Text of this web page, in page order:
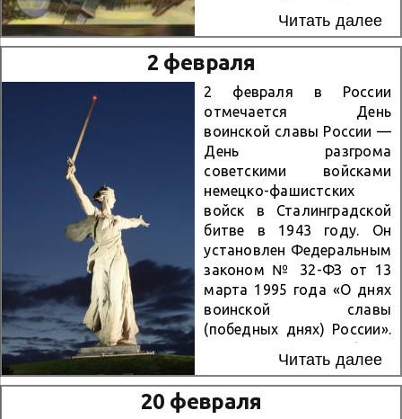
он навечно зачислен в
списки 1-й роты этой
части. Это был первый
приказ НКО СССР в годы
Великой Отечественной
войны о зачислении
павшего Героя...
звезда. К началу войны
ему было всего 11 лет. Он
жил в украинском городе
Шепетовке, который
очень скоро оказался под
фашистской оккупацией.
Как и многие его
сверстники, Валя не мог
оставаться в стороне. Он
начал с «малого»:
собирал и прятал оружие,
оставшееся на местах
боев, рисовал и
расклеивал карикатуры
на гитлеровцев. Но вскоре
его деятельность стала
настоящей диверсионной
работой. Связной в...
Читать далее
2 февраля
2 февраля в России
отмечается День
воинской славы России —
День разгрома
советскими войсками
немецко-фашистских
войск в Сталинградской
битве в 1943 году. Он
установлен Федеральным
законом № 32-ФЗ от 13
марта 1995 года «О днях
воинской славы
(победных днях) России».
стала одним из
крупнейших сражений в
ходе Великой
Читать далее
20 февраля